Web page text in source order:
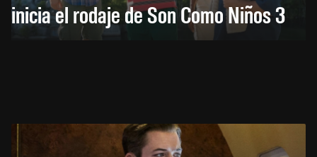
inicia el rodaje de Son Como Niños 3